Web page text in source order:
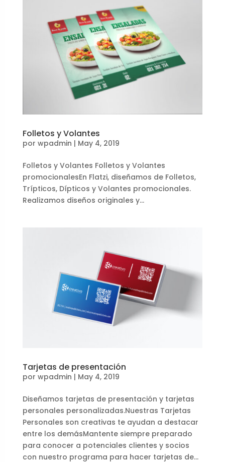
Folletos y Volantes
por wpadmin | May 4, 2019
Folletos y Volantes Folletos y Volantes
promocionalesEn Flatzi, diseñamos de Folletos,
Trípticos, Dípticos y Volantes promocionales.
Realizamos diseños originales y...
Tarjetas de presentación
por wpadmin | May 4, 2019
Diseñamos tarjetas de presentación y tarjetas
personales personalizadas.Nuestras Tarjetas
Personales son creativas te ayudan a destacar
entre los demásMantente siempre preparado
para conocer a potenciales clientes y socios
con nuestro programa para hacer tarjetas de...